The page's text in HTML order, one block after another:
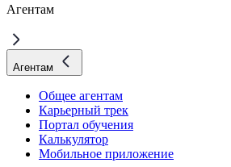
Агентам
Агентам
Общее агентам
Карьерный трек
Портал обучения
Калькулятор
Мобильное приложение